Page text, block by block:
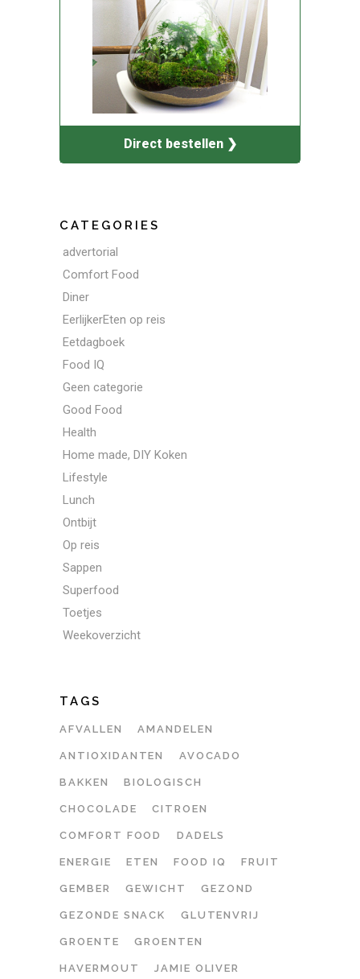
Direct bestellen ❯
CATEGORIES
advertorial
Comfort Food
Diner
EerlijkerEten op reis
Eetdagboek
Food IQ
Geen categorie
Good Food
Health
Home made, DIY Koken
Lifestyle
Lunch
Ontbijt
Op reis
Sappen
Superfood
Toetjes
Weekoverzicht
TAGS
AFVALLEN AMANDELEN
ANTIOXIDANTEN AVOCADO
BAKKEN BIOLOGISCH
CHOCOLADE CITROEN
COMFORT FOOD DADELS
ENERGIE ETEN FOOD IQ FRUIT
GEMBER GEWICHT GEZOND
GEZONDE SNACK GLUTENVRIJ
GROENTE GROENTEN
HAVERMOUT JAMIE OLIVER